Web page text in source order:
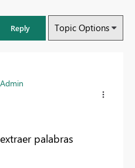
Reply Topic Options
palabras